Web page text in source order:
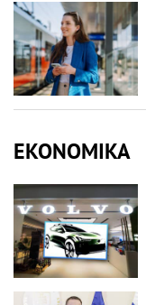
EKONOMIKA